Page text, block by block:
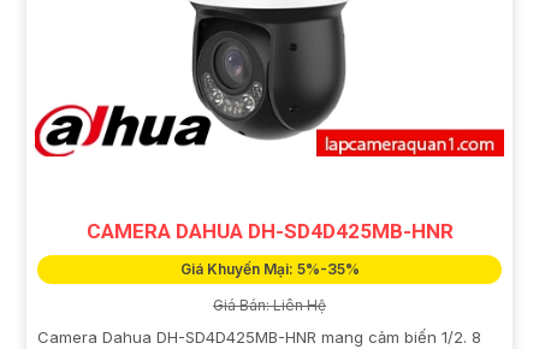
CAMERA DAHUA DH-SD4D425MB-HNR
Giá Khuyến Mại: 5%-35%
Giá Bán: Liên Hệ
Camera Dahua DH-SD4D425MB-HNR mang cảm biến 1/2. 8